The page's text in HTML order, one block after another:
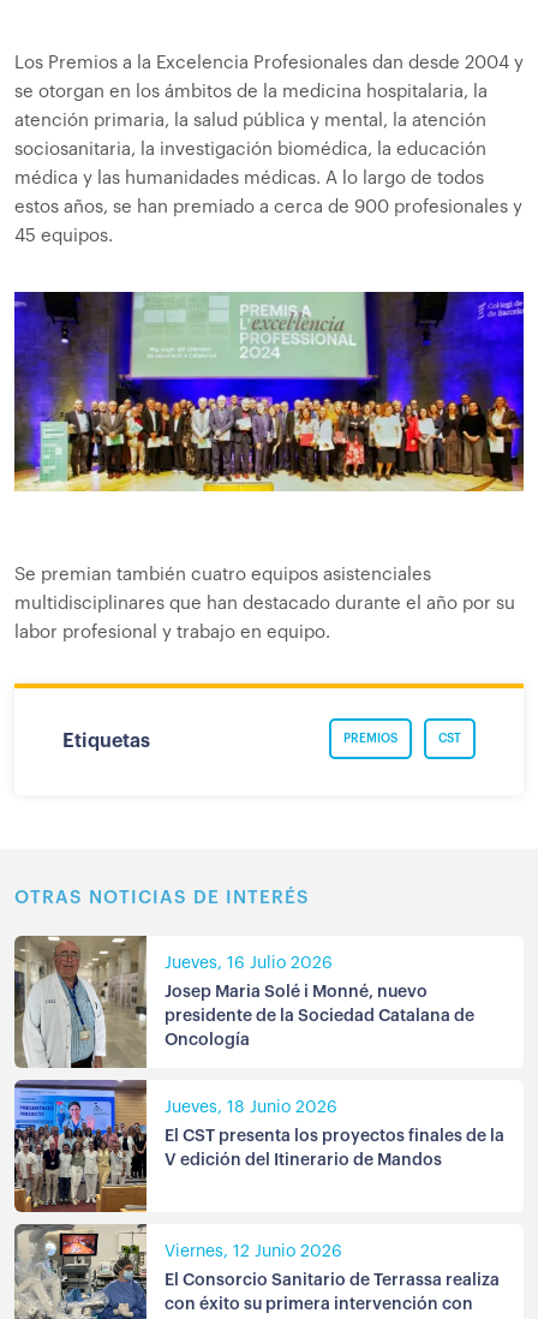
Los Premios a la Excelencia Profesionales dan desde 2004 y
se otorgan en los ámbitos de la medicina hospitalaria, la
atención primaria, la salud pública y mental, la atención
sociosanitaria, la investigación biomédica, la educación
médica y las humanidades médicas. A lo largo de todos
estos años, se han premiado a cerca de 900 profesionales y
45 equipos.
Se premian también cuatro equipos asistenciales
multidisciplinares que han destacado durante el año por su
labor profesional y trabajo en equipo.
Etiquetas CST
PREMIOS
OTRAS NOTICIAS DE INTERÉS
Jueves, 16 Julio 2026
Josep Maria Solé i Monné, nuevo
presidente de la Sociedad Catalana de
Oncología
Jueves, 18 Junio 2026
El CST presenta los proyectos finales de la
V edición del Itinerario de Mandos
Viernes, 12 Junio 2026
El Consorcio Sanitario de Terrassa realiza
con éxito su primera intervención con